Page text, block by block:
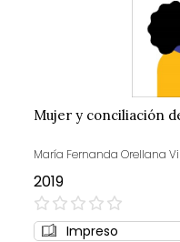
Mujer y conciliación
María Fernanda Orellana
2019
0%
Impreso